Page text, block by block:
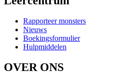
Rapporteer monsters
Nieuws
Boekingsformulier
Hulpmiddelen
OVER ONS